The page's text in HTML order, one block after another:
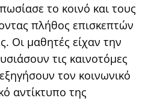
το κοινό και τους
πλήθος επισκεπτών
Οι μαθητές είχαν την
τις καινοτόμες
τον κοινωνικό
αντίκτυπο της